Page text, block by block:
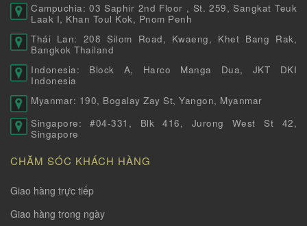
Campuchia: 03 Saphir 2nd Floor , St. 259, Sangkat Teuk
Laak I, Khan Toul Kok, Pnom Penh
Thái Lan: 208 Silom Road, Kwaeng, Khet Bang Rak,
Bangkok Thailand
Indonesia: Block A, Harco Manga Dua, JKT DKI
Indonesia
Myanmar: 190, Bogalay Zay St, Yangon, Myanmar
Singapore: #04-331, Blk 416, Jurong West St 42,
Singapore
CHĂM SÓC KHÁCH HÀNG
Giao hàng trực tiếp
Giao hàng trong ngày